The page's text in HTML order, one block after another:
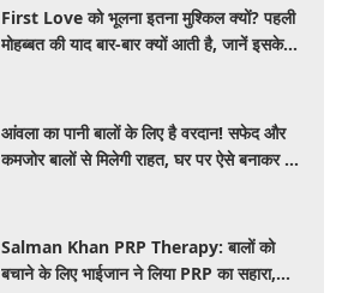
First Love को भूलना इतना मुश्किल क्यों? पहली
मोहब्बत की याद बार-बार क्यों आती है, जानें इसके
आंवला का पानी बालों के लिए है वरदान! सफेद और
कमजोर बालों से मिलेगी राहत, घर पर ऐसे बनाकर करें
Salman Khan PRP Therapy: बालों को
बचाने के लिए भाईजान ने लिया PRP का सहारा,